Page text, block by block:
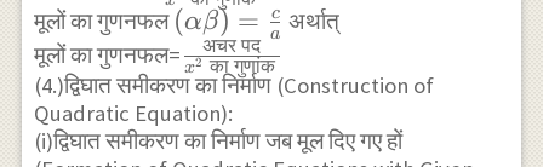
c}}{2 a}
\frac{x
\text{
का
गुणांक
}}
मूलों का गुणनफल (\alpha
\beta)=\frac{c}
{a}
(αβ) = a
c अर्थात्
मूलों का गुणनफल=\frac{
\text{
अचर पद
}}
x2 का गुणांक
अचर पद
(4.)द्विघात समीकरण का निर्माण (Construction of
Quadratic Equation):
(i)द्विघात समीकरण का निर्माण जब मूल दिए गए हों